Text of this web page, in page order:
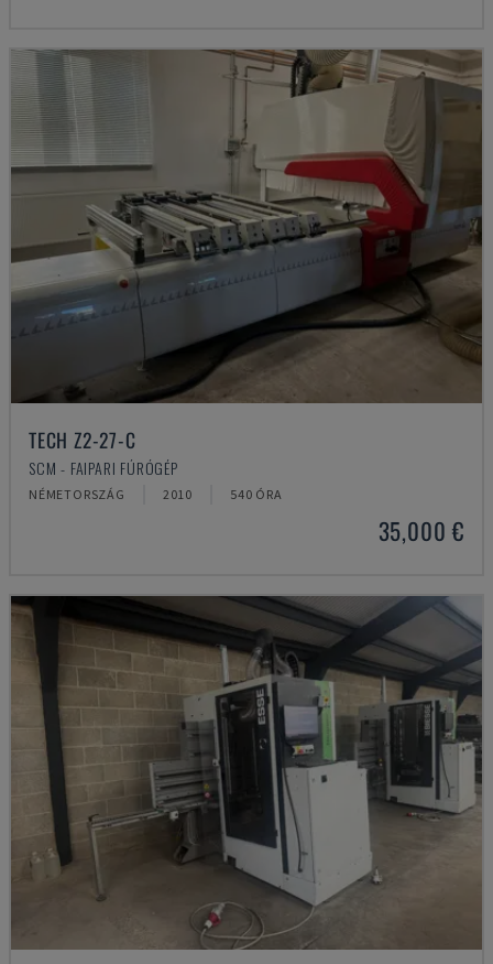
TECH Z2-27-C
SCM - FAIPARI FÚRÓGÉP
NÉMETORSZÁG 2010 540 ÓRA
35,000 €